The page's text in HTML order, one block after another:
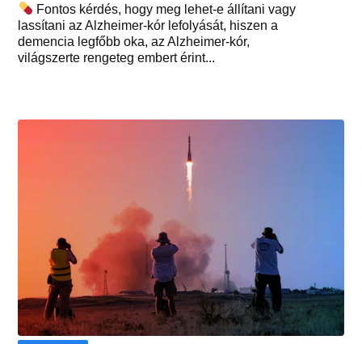
Fontos kérdés, hogy meg lehet-e állítani vagy
lassítani az Alzheimer-kór lefolyását, hiszen a
demencia legfőbb oka, az Alzheimer-kór,
világszerte rengeteg embert érint...